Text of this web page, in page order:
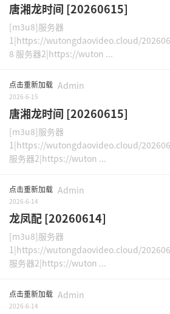
唐湘龙时间 [20260615]
[m3u8]服务器
1|https://wutongdaovideo.cloud/
8 服务器2|https://wuton ...
点击重新加载 Admin
2026-6-15
唐湘龙时间 [20260615]
[m3u8]服务器
1|https://wutongdaovideo.cloud/
服务器2|https://wuton ...
点击重新加载 Admin
2026-6-14
龙凤配 [20260614]
[m3u8]服务器
1|https://wutongdaovideo.cloud/
服务器2|https://wuton ...
点击重新加载 Admin
2026-6-14